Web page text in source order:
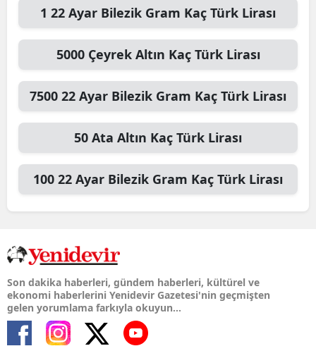
1 22 Ayar Bilezik Gram Kaç Türk Lirası
5000 Çeyrek Altın Kaç Türk Lirası
7500 22 Ayar Bilezik Gram Kaç Türk Lirası
50 Ata Altın Kaç Türk Lirası
100 22 Ayar Bilezik Gram Kaç Türk Lirası
Son dakika haberleri, gündem haberleri, kültürel ve
ekonomi haberlerini Yenidevir Gazetesi'nin geçmişten
gelen yorumlama farkıyla okuyun...